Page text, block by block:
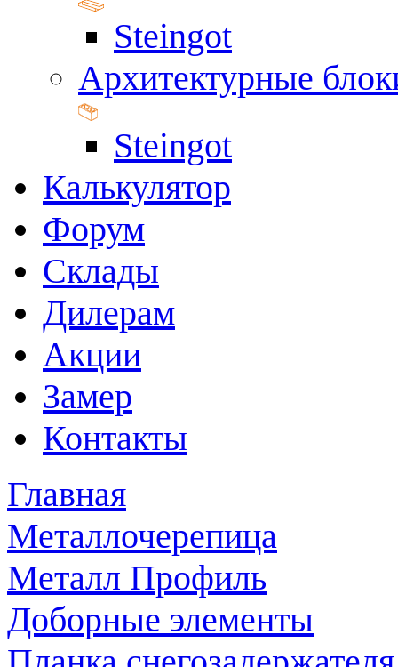
Steingot
Архитектурные
Steingot
Калькулятор
Форум
Склады
Дилерам
Акции
Замер
Контакты
Главная
Металлочерепица
Металл Профиль
Доборные элементы